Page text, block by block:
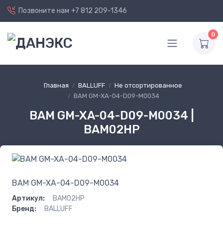
Позвоните нам +7 812 209-1346
0
Главная BALLUFF
Не отсортированное
BAM GM-XA-04-D09-M0034
BAM GM-XA-04-D09-M0034 |
BAM02HP
BAM GM-XA-04-D09-M0034
Артикул:
BAM02HP
Бренд:
BALLUFF